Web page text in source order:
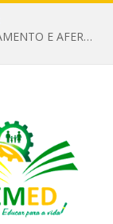
EDITAL Nº 001/2025 – SEMED (CREDENCIAMENTO E AFERIÇÃO DE CRITÉRIOS TÉCNICOS DE MÉRITO E DESEMPENHO PARA PROVIMENTO DO CARGO OU FUNÇÃO DE GESTOR ESCOLAR DAS UNIDADES DE ENSINO DA REDE MUNICIPAL DE SENADOR JO)